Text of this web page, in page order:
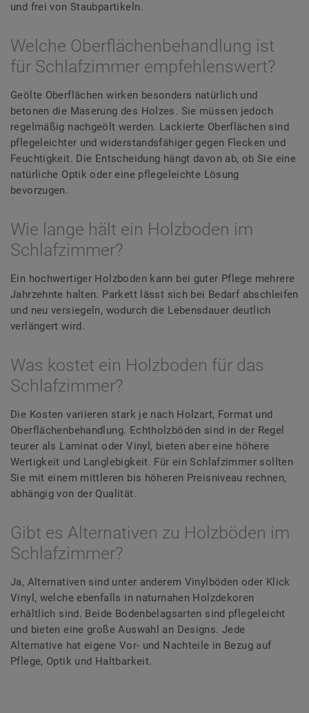
und frei von Staubpartikeln.
Welche Oberflächenbehandlung ist
für Schlafzimmer empfehlenswert?
Geölte Oberflächen wirken besonders natürlich und
betonen die Maserung des Holzes. Sie müssen jedoch
regelmäßig nachgeölt werden. Lackierte Oberflächen sind
pflegeleichter und widerstandsfähiger gegen Flecken und
Feuchtigkeit. Die Entscheidung hängt davon ab, ob Sie eine
natürliche Optik oder eine pflegeleichte Lösung
bevorzugen.
Wie lange hält ein Holzboden im
Schlafzimmer?
Ein hochwertiger Holzboden kann bei guter Pflege mehrere
Jahrzehnte halten. Parkett lässt sich bei Bedarf abschleifen
und neu versiegeln, wodurch die Lebensdauer deutlich
verlängert wird.
Was kostet ein Holzboden für das
Schlafzimmer?
Die Kosten variieren stark je nach Holzart, Format und
Oberflächenbehandlung. Echtholzböden sind in der Regel
teurer als Laminat oder Vinyl, bieten aber eine höhere
Wertigkeit und Langlebigkeit. Für ein Schlafzimmer sollten
Sie mit einem mittleren bis höheren Preisniveau rechnen,
abhängig von der Qualität.
Gibt es Alternativen zu Holzböden im
Schlafzimmer?
Ja, Alternativen sind unter anderem Vinylböden oder Klick
Vinyl, welche ebenfalls in naturnahen Holzdekoren
erhältlich sind. Beide Bodenbelagsarten sind pflegeleicht
und bieten eine große Auswahl an Designs. Jede
Alternative hat eigene Vor- und Nachteile in Bezug auf
Pflege, Optik und Haltbarkeit.